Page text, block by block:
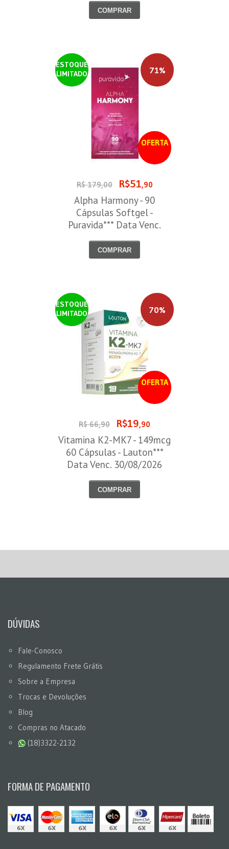
COMPRAR
ESTOQUE
LIMITADO
OFERTA
71%
R$ 179,00 R$51,90
Alpha Harmony - 90
Cápsulas Softgel -
Puravida*** Data Venc.
COMPRAR
ESTOQUE
LIMITADO
OFERTA
70%
R$ 66,90 R$19,90
Vitamina K2-MK7 - 149mcg
60 Cápsulas - Lauton***
Data Venc. 30/08/2026
COMPRAR
DÚVIDAS
Fale-Conosco
Regulamento Frete Grátis
Sobre a Empresa
Trocas e Devoluções
Blog
Compras no Atacado
(18)3322-2132
FORMA DE PAGAMENTO